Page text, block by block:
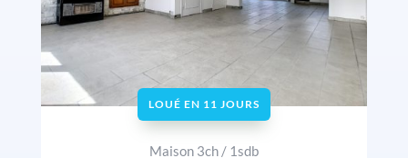
LOUÉ EN 11 JOURS
Maison 3ch / 1sdb